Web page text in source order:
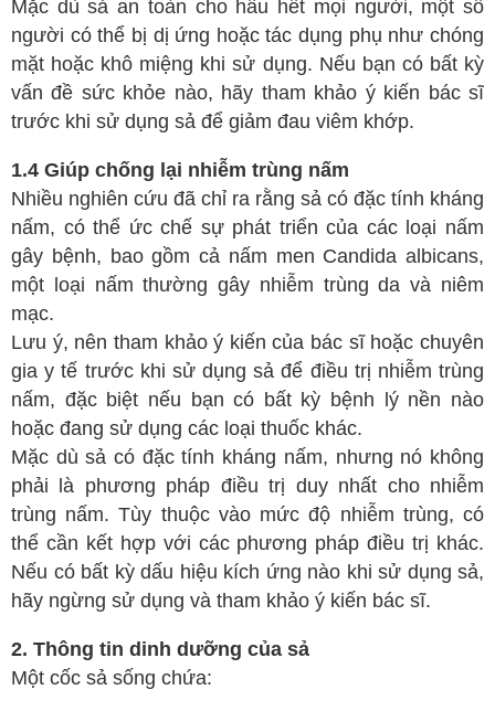
Mặc dù sả an toàn cho hầu hết mọi người, một số
người có thể bị dị ứng hoặc tác dụng phụ như chóng
mặt hoặc khô miệng khi sử dụng. Nếu bạn có bất kỳ
vấn đề sức khỏe nào, hãy tham khảo ý kiến bác sĩ
trước khi sử dụng sả để giảm đau viêm khớp.
1.4 Giúp chống lại nhiễm trùng nấm
Nhiều nghiên cứu đã chỉ ra rằng sả có đặc tính kháng
nấm, có thể ức chế sự phát triển của các loại nấm
gây bệnh, bao gồm cả nấm men Candida albicans,
một loại nấm thường gây nhiễm trùng da và niêm
mạc.
Lưu ý, nên tham khảo ý kiến của bác sĩ hoặc chuyên
gia y tế trước khi sử dụng sả để điều trị nhiễm trùng
nấm, đặc biệt nếu bạn có bất kỳ bệnh lý nền nào
hoặc đang sử dụng các loại thuốc khác.
Mặc dù sả có đặc tính kháng nấm, nhưng nó không
phải là phương pháp điều trị duy nhất cho nhiễm
trùng nấm. Tùy thuộc vào mức độ nhiễm trùng, có
thể cần kết hợp với các phương pháp điều trị khác.
Nếu có bất kỳ dấu hiệu kích ứng nào khi sử dụng sả,
hãy ngừng sử dụng và tham khảo ý kiến bác sĩ.
2. Thông tin dinh dưỡng của sả
Một cốc sả sống chứa: